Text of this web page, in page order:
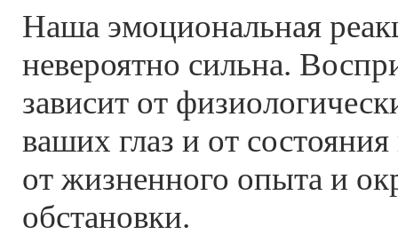
Наша эмоциональная
невероятно сильна.
зависит от
ваших глаз и от
от жизненного опыта и
обстановки.